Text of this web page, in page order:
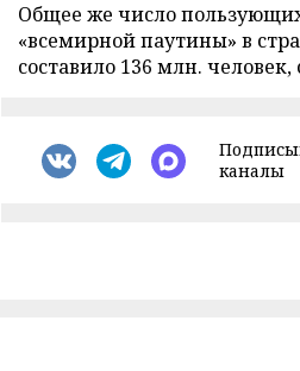
Общее же число
«всемирной паутины» в
составило 136 млн. человек,
каналы